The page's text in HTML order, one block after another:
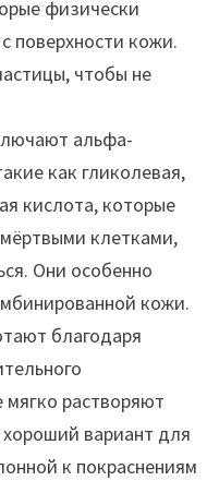
физически
поверхности кожи.
чтобы не
альфа-
как гликолевая,
кислота, которые
клетками,
Они особенно
кожи.
благодаря
растворяют
вариант для
к покраснениям